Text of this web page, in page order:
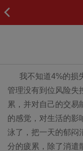
我不知道4%的损
管理没有到位风险失
累，并对自己的交易
的感觉，对生活的影
泳了，把一天的郁闷
分的疲累，除了消遣